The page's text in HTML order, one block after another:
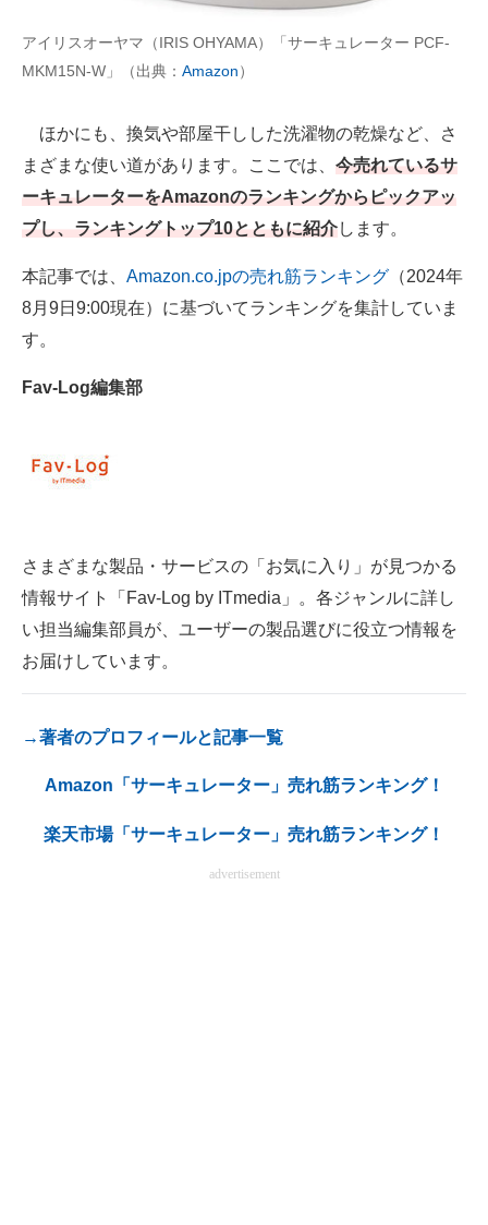
AI活用のいまが分かる
企業ITのトレンドを詳説
経営リーダーのコミュニティ
企業向けIT製品の総合サイト
エネルギーの専門メディア
建設×テクノロジーの最前線
アイリスオーヤマ（IRIS OHYAMA）「サーキュレーター PCF-
MKM15N-W」（出典： Amazon）
ほかにも、換気や部屋干しした洗濯物の乾燥など、さ
まざまな使い道があります。ここでは、 今売れているサ
ーキュレーターをAmazonのランキングからピックアッ
プし、ランキングトップ10とともに紹介します。
本記事では、 Amazon.co.jpの売れ筋ランキング （2024年
8月9日9:00現在）に基づいてランキングを集計していま
す。
Fav-Log編集部
さまざまな製品・サービスの「お気に入り」が見つかる
情報サイト「Fav-Log by ITmedia」。各ジャンルに詳し
い担当編集部員が、ユーザーの製品選びに役立つ情報を
お届けしています。
→著者のプロフィールと記事一覧
Amazon「サーキュレーター」売れ筋ランキング！
楽天市場「サーキュレーター」売れ筋ランキング！
advertisement